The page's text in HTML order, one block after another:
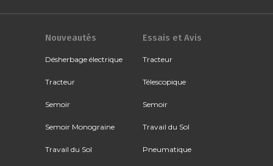
Nouveautés
Désherbage électrique
Tracteur
Semoir
Semoir Monograine
Travail du Sol
Essais et Avis
Tracteur
Télescopique
Semoir
Travail du Sol
Pneumatique